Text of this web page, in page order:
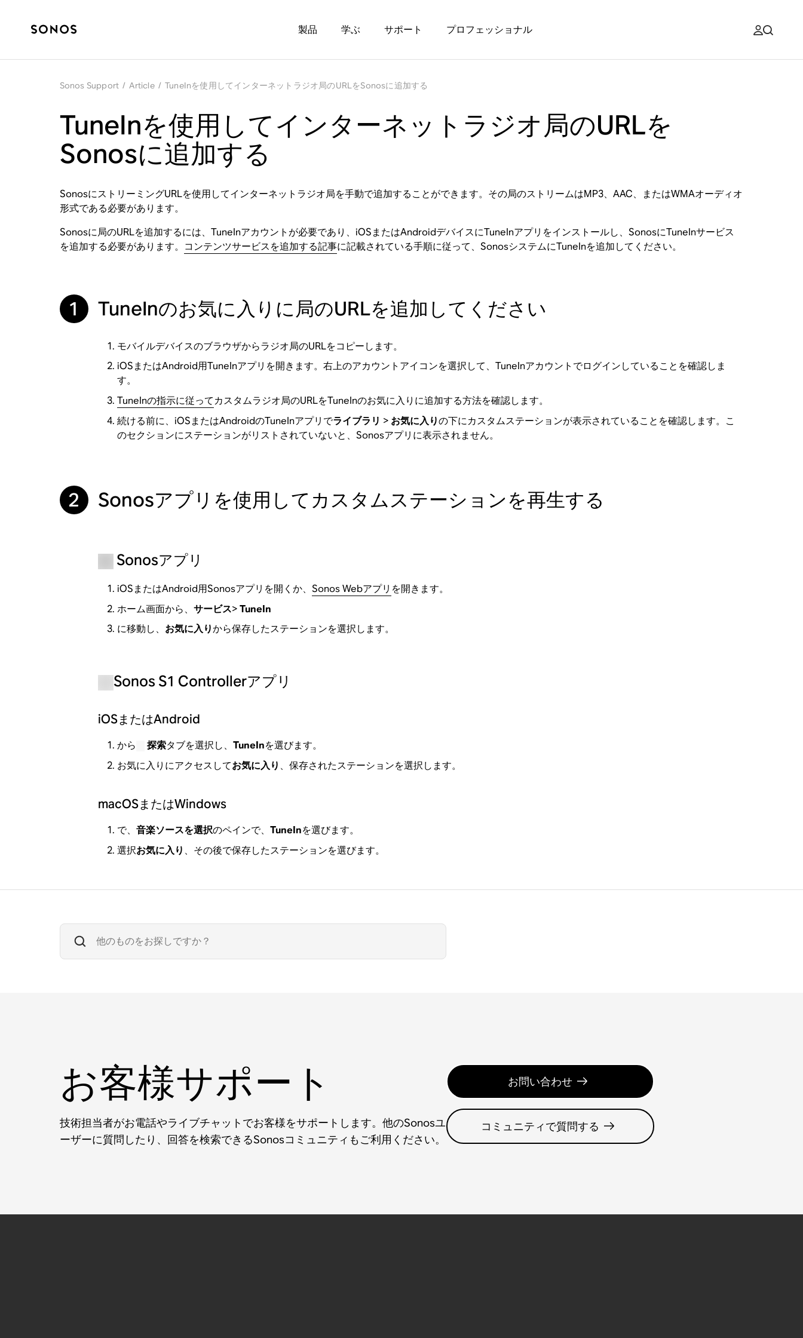
製品 学ぶ サポート プロフェッショナル
Sonos Support / Article / TuneInを使用してインターネットラジオ局のURLをSonosに追加する
TuneInを使用してインターネットラジオ局のURLを
Sonosに追加する
SonosにストリーミングURLを使用してインターネットラジオ局を手動で追加することができます。その局のストリームはMP3、AAC、またはWMAオーディオ
形式である必要があります。
Sonosに局のURLを追加するには、TuneInアカウントが必要であり、iOSまたはAndroidデバイスにTuneInアプリをインストールし、SonosにTuneInサービス
を追加する必要があります。
コンテンツサービスを追加する記事に記載されている手順に従って、SonosシステムにTuneInを追加してください。
1 TuneInのお気に入りに局のURLを追加してください
モバイルデバイスのブラウザからラジオ局のURLをコピーします。
iOSまたはAndroid用TuneInアプリを開きます。右上のアカウントアイコンを選択して、TuneInアカウントでログインしていることを確認しま
す。
TuneInの指示に従ってカスタムラジオ局のURLをTuneInのお気に入りに追加する方法を確認します。
続ける前に、iOSまたはAndroidのTuneInアプリでライブラリ > お気に入りの下にカスタムステーションが表示されていることを確認します。こ
のセクションにステーションがリストされていないと、Sonosアプリに表示されません。
2 Sonosアプリを使用してカスタムステーションを再生する
Sonosアプリ
iOSまたはAndroid用Sonosアプリを開くか、 Sonos Webアプリ を開きます。
ホーム画面から、 サービス>TuneIn
に移動し、 お気に入りから保存したステーションを選択します。​
Sonos S1 Controllerアプリ
iOSまたはAndroid
から 探索タブを選択し、 TuneInを選びます。
お気に入りにアクセスしてお気に入り 、保存されたステーションを選択します。
macOSまたはWindows
で、 音楽ソースを選択のペインで、 TuneInを選びます。
選択お気に入り 、その後で保存したステーションを選びます。
お客様サポート
技術担当者がお電話やライブチャットでお客様をサポートします。他のSonosユ
ーザーに質問したり、回答を検索できるSonosコミュニティもご利用ください。
お問い合わせ
コミュニティで質問する